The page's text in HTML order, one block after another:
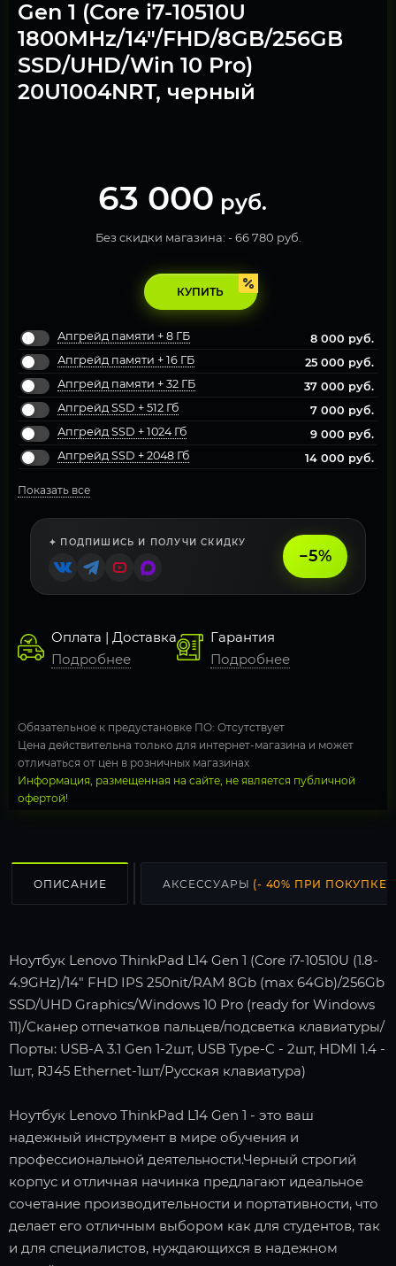
Gen 1 (Core i7-10510U
1800MHz/14"/FHD/8GB/256GB
SSD/UHD/Win 10 Pro)
20U1004NRT, черный
63 000 руб.
Без скидки магазина: -66 780 руб.
КУПИТЬ
Апгрейд памяти + 8 ГБ 8 000 руб.
Апгрейд памяти + 16 ГБ
25 000 руб.
Апгрейд памяти + 32 ГБ
37 000 руб.
Апгрейд SSD + 512 Гб
7 000 руб.
Апгрейд SSD + 1024 Гб
9 000 руб.
Апгрейд SSD + 2048 Гб
14 000 руб.
Показать все
✦ ПОДПИШИСЬ И ПОЛУЧИ СКИДКУ
−5%
Оплата | Доставка
Подробнее
Гарантия
Подробнее
Обязательное к предустановке ПО: Отсутствует
Цена действительна только для интернет-магазина и может
отличаться от цен в розничных магазинах
Информация, размещенная на сайте, не является публичной
офертой!
ОПИСАНИЕ АКСЕССУАРЫ (- 40% ПРИ ПОКУПКЕ
Ноутбук Lenovo ThinkPad L14 Gen 1 (Core i7-10510U (1.8-
4.9GHz)/14" FHD IPS 250nit/RAM 8Gb (max 64Gb)/256Gb
SSD/UHD Graphics/Windows 10 Pro (ready for Windows
11)/Сканер отпечатков пальцев/подсветка клавиатуры/
Порты: USB-А 3.1 Gen 1-2шт, USB Type-C - 2шт, HDMI 1.4 -
1шт, RJ45 Ethernet-1шт/Русская клавиатура)
Ноутбук Lenovo ThinkPad L14 Gen 1 - это ваш
надежный инструмент в мире обучения и
профессиональной деятельности.Черный строгий
корпус и отличная начинка предлагают идеальное
сочетание производительности и портативности, что
делает его отличным выбором как для студентов, так
и для специалистов, нуждающихся в надежном